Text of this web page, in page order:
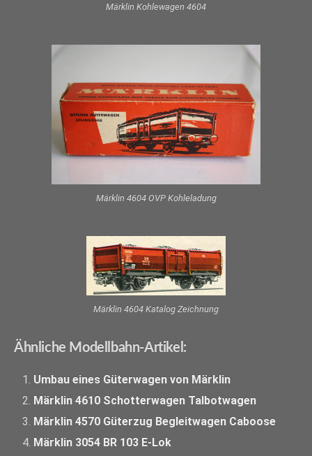
Märklin Kohlewagen 4604
Märklin 4604 OVP Kohleladung
Märklin 4604 Katalog Zeichnung
Ähnliche Modellbahn-Artikel:
Umbau eines Güterwagen von Märklin
Märklin 4610 Schotterwagen Talbotwagen
Märklin 4570 Güterzug Begleitwagen Caboose
Märklin 3054 BR 103 E-Lok